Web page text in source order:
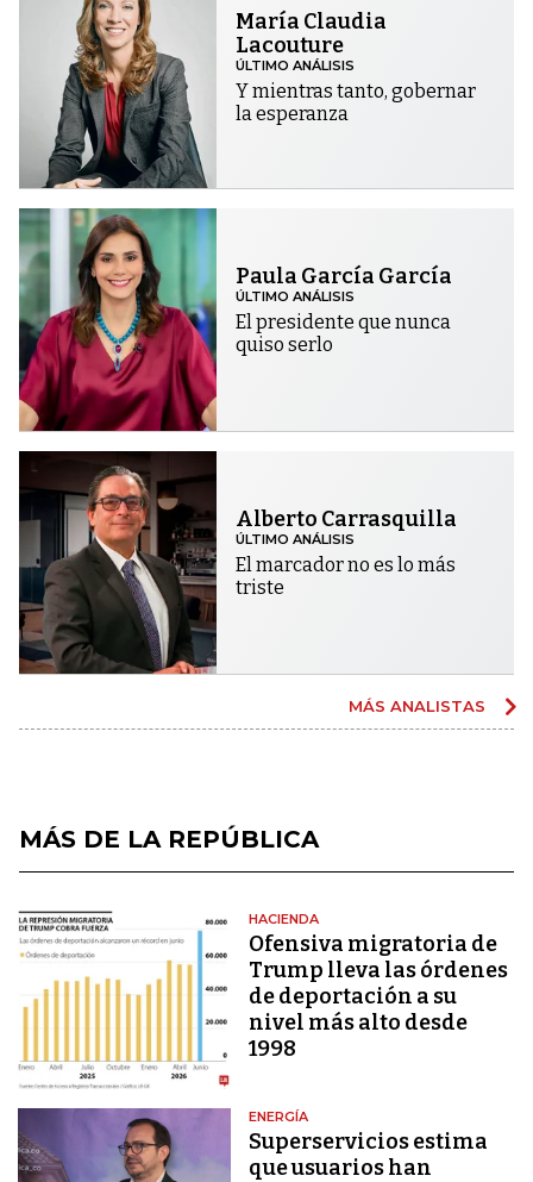
María Claudia
Lacouture
ÚLTIMO ANÁLISIS
Y mientras tanto, gobernar
la esperanza
Paula García García
ÚLTIMO ANÁLISIS
El presidente que nunca
quiso serlo
Alberto Carrasquilla
ÚLTIMO ANÁLISIS
El marcador no es lo más
triste
MÁS ANALISTAS
MÁS DE LA REPÚBLICA
HACIENDA
Ofensiva migratoria de
Trump lleva las órdenes
de deportación a su
nivel más alto desde
1998
ENERGÍA
Superservicios estima
que usuarios han